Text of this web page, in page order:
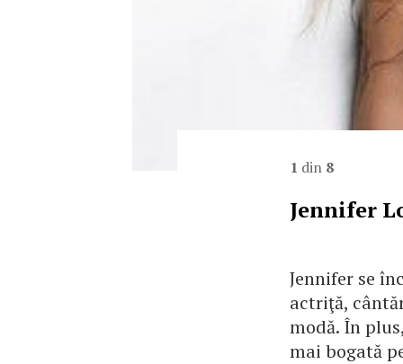
1 din 8
Jennifer
Jennifer se
actriţă,
modă. În
mai bogată